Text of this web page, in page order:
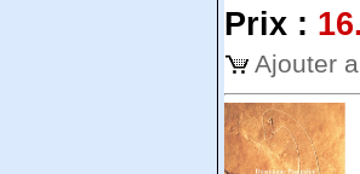
Prix :
Ajouter